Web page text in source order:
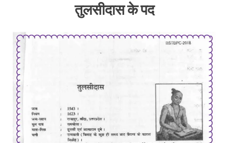
तुलसीदास के पद